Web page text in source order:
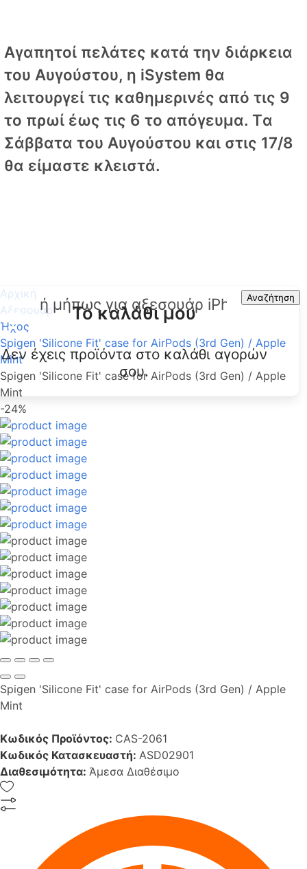
Αγαπητοί πελάτες κατά την διάρκεια
του Αυγούστου, η iSystem θα
λειτουργεί τις καθημερινές από τις 9
το πρωί έως τις 6 το απόγευμα. Tα
Σάββατα του Αυγούστου και στις 17/8
θα είμαστε κλειστά.
Αναζήτηση
Το καλάθι μου
Δεν έχεις προϊόντα στο καλάθι αγορών
σου.
Αρχική
Αξεσουάρ
Ήχος
Spigen 'Silicone Fit' case for AirPods (3rd Gen) / Apple
Mint
Spigen 'Silicone Fit' case for AirPods (3rd Gen) / Apple
Mint
-24%
Spigen 'Silicone Fit' case for AirPods (3rd Gen) / Apple
Mint
Κωδικός Προϊόντος: CAS-2061
Κωδικός Κατασκευαστή: ASD02901
Διαθεσιμότητα: Άμεσα Διαθέσιμο